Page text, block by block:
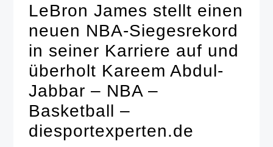
LeBron James stellt einen
neuen NBA-Siegesrekord
in seiner Karriere auf und
überholt Kareem Abdul-
Jabbar – NBA –
Basketball –
diesportexperten.de